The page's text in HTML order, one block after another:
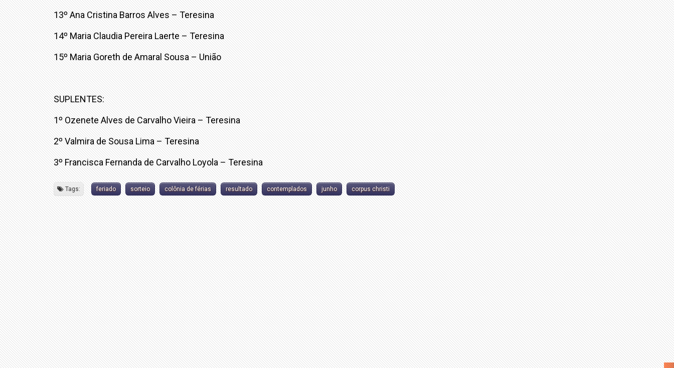
13º Ana Cristina Barros Alves – Teresina
14º Maria Claudia Pereira Laerte – Teresina
15º Maria Goreth de Amaral Sousa – União
SUPLENTES:
1º Ozenete Alves de Carvalho Vieira – Teresina
2º Valmira de Sousa Lima – Teresina
3º Francisca Fernanda de Carvalho Loyola – Teresina
Tags: feriado sorteio colônia de férias resultado contemplados junho corpus christi